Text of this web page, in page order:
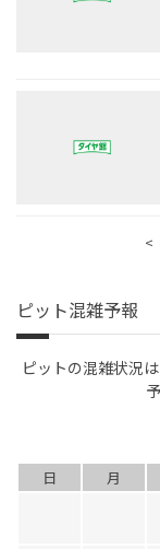
<
ピット混雑予報
ピットの混雑状況
日 月